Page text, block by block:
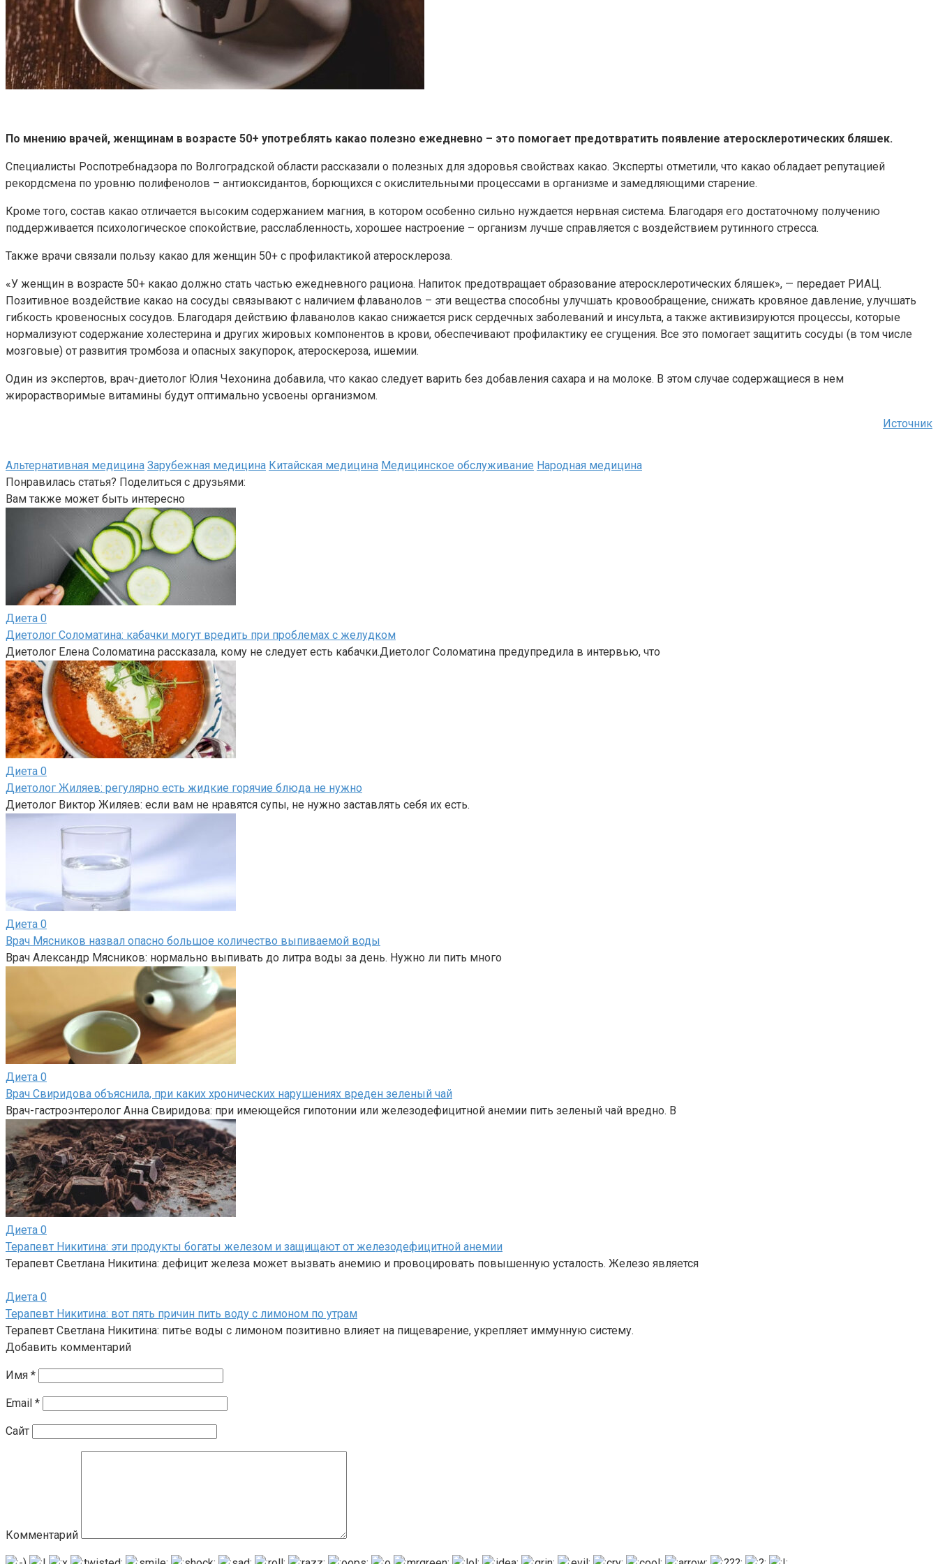
По мнению врачей, женщинам в возрасте 50+ употреблять какао полезно ежедневно – это помогает предотвратить появление атеросклеротических бляшек.
Специалисты Роспотребнадзора по Волгоградской области рассказали о полезных для здоровья свойствах какао. Эксперты отметили, что какао обладает репутацией
рекордсмена по уровню полифенолов – антиоксидантов, борющихся с окислительными процессами в организме и замедляющими старение.
Кроме того, состав какао отличается высоким содержанием магния, в котором особенно сильно нуждается нервная система. Благодаря его достаточному получению
поддерживается психологическое спокойствие, расслабленность, хорошее настроение – организм лучше справляется с воздействием рутинного стресса.
Также врачи связали пользу какао для женщин 50+ с профилактикой атеросклероза.
«У женщин в возрасте 50+ какао должно стать частью ежедневного рациона. Напиток предотвращает образование атеросклеротических бляшек», — передает РИАЦ.
Позитивное воздействие какао на сосуды связывают с наличием флаванолов – эти вещества способны улучшать кровообращение, снижать кровяное давление, улучшать
гибкость кровеносных сосудов. Благодаря действию флаванолов какао снижается риск сердечных заболеваний и инсульта, а также активизируются процессы, которые
нормализуют содержание холестерина и других жировых компонентов в крови, обеспечивают профилактику ее сгущения. Все это помогает защитить сосуды (в том числе
мозговые) от развития тромбоза и опасных закупорок, атероскероза, ишемии.
Один из экспертов, врач-диетолог Юлия Чехонина добавила, что какао следует варить без добавления сахара и на молоке. В этом случае содержащиеся в нем
жирорастворимые витамины будут оптимально усвоены организмом.
Источник
Альтернативная медицина Зарубежная медицина Китайская медицина Медицинское обслуживание Народная медицина
Понравилась статья? Поделиться с друзьями:
Вам также может быть интересно
Диета 0
Диетолог Соломатина: кабачки могут вредить при проблемах с желудком
Диетолог Елена Соломатина рассказала, кому не следует есть кабачки.Диетолог Соломатина предупредила в интервью, что
Диета 0
Диетолог Жиляев: регулярно есть жидкие горячие блюда не нужно
Диетолог Виктор Жиляев: если вам не нравятся супы, не нужно заставлять себя их есть.
Диета 0
Врач Мясников назвал опасно большое количество выпиваемой воды
Врач Александр Мясников: нормально выпивать до литра воды за день. Нужно ли пить много
Диета 0
Врач Свиридова объяснила, при каких хронических нарушениях вреден зеленый чай
Врач-гастроэнтеролог Анна Свиридова: при имеющейся гипотонии или железодефицитной анемии пить зеленый чай вредно. В
Диета 0
Терапевт Никитина: эти продукты богаты железом и защищают от железодефицитной анемии
Терапевт Светлана Никитина: дефицит железа может вызвать анемию и провоцировать повышенную усталость. Железо является
Диета 0
Терапевт Никитина: вот пять причин пить воду с лимоном по утрам
Терапевт Светлана Никитина: питье воды с лимоном позитивно влияет на пищеварение, укрепляет иммунную систему.
Добавить комментарий
Имя *
Email *
Сайт
Комментарий